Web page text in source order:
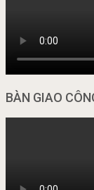
BÀN GIAO